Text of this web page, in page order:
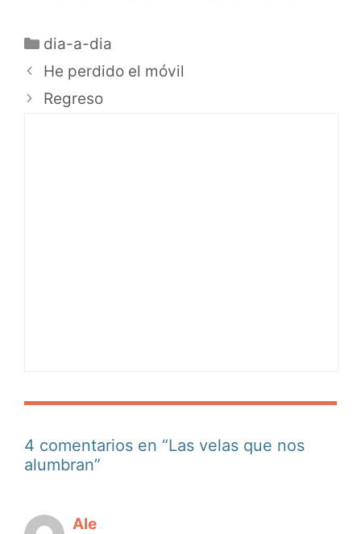
dia-a-dia
He perdido el móvil
Regreso
4 comentarios en “Las velas que nos
alumbran”
Ale